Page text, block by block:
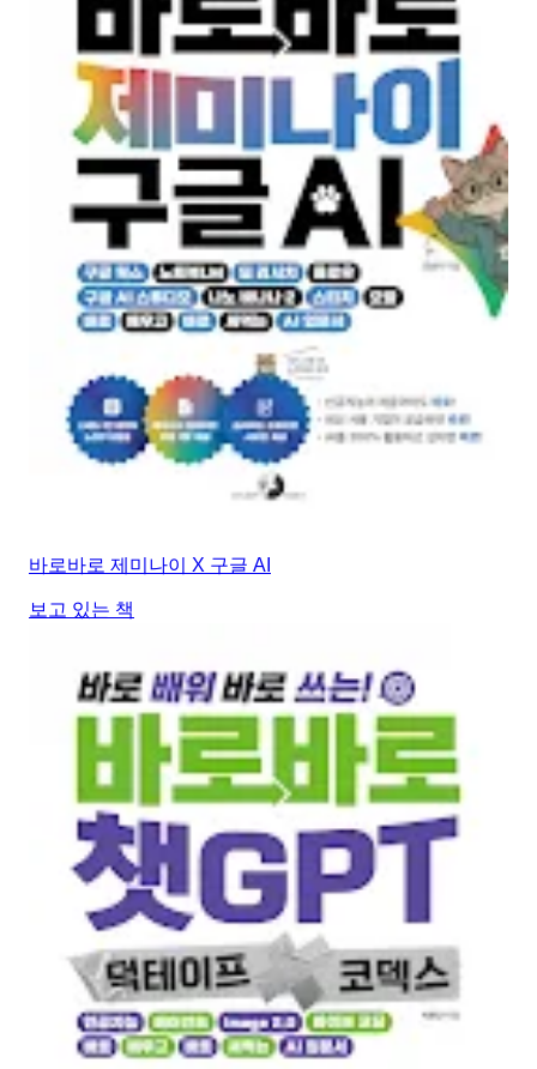
바로바로 제미나이 X 구글 AI
보고 있는 책